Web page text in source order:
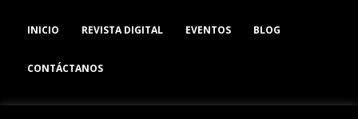
INICIO REVISTA DIGITAL EVENTOS BLOG
CONTÁCTANOS